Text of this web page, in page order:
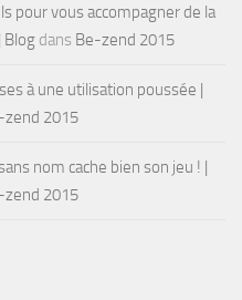
pour vous accompagner de la
Blog dans Be-zend 2015
à une utilisation poussée |
zend 2015
nom cache bien son jeu ! |
zend 2015